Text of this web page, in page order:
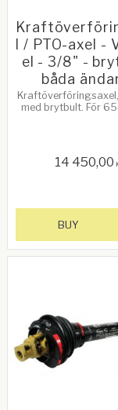
l / PTO-axel -
el - 3/8" -
båda
med brytbult. För 65
14 450,00
BUY